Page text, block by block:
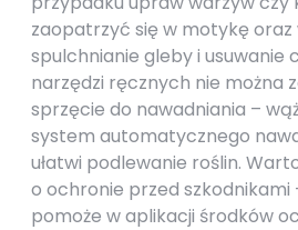
zaopatrzyć się w motykę oraz
spulchnianie gleby i usuwanie
narzędzi ręcznych nie można
sprzęcie do nawadniania –
system automatycznego
ułatwi podlewanie roślin.
o ochronie przed szkodnikami
pomoże w aplikacji środków